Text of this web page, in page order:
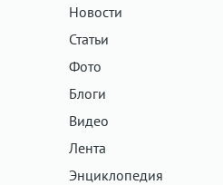
Новости
Статьи
Фото
Блоги
Видео
Лента
Энциклопедия